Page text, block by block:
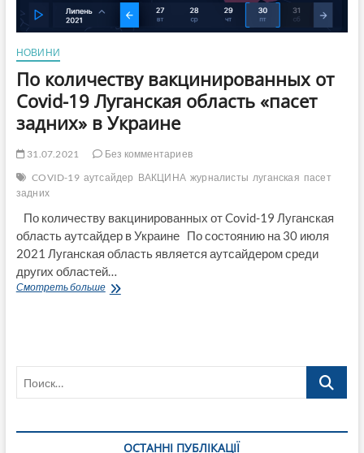
НОВИНИ
По количеству вакцинированных от
Covid-19 Луганская область «пасет
задних» в Украине
31.07.2021
Без комментариев
COVID-19 аутсайдер ВАКЦИНА журналисты луганская пасет
задних
По количеству вакцинированных от Covid-19 Луганская
область аутсайдер в Украине По состоянию на 30 июля
2021 Луганская область является аутсайдером среди
других областей…
Смотреть большеПо
в
Украине
Поиск…
ОСТАННІ ПУБЛІКАЦІЇ